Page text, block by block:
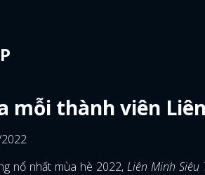
mỗi thành viên
nổ nhất mùa hè 2022,Liên Minh Siêu